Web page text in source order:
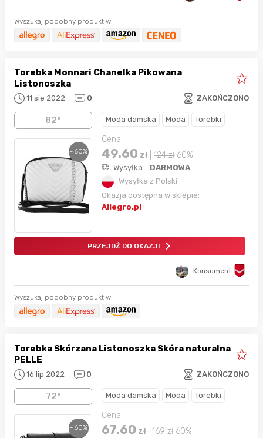
Wyszukaj podobny produkt w:
Torebka Monnari Chanelka Pikowana
Listonoszka
11 sie 2022 0 ZAKOŃCZONO
82° Moda damska Moda Torebki
- 60%
Cena:
49.60 zł 124zł 60%
Wysyłka:
DARMOWA
Wysyłka z Polski
Okazja dostępna w sklepie:
Allegro.pl
PRZEJDŹ DO OKAZJI
Konsument
Wyszukaj podobny produkt w:
Torebka Skórzana Listonoszka Skóra naturalna
PELLE
16 lip 2022 0 ZAKOŃCZONO
72° Moda damska Moda Torebki
- 60%
Cena:
67.60 zł 169zł 60%